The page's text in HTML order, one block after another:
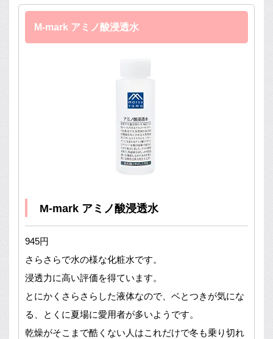
M-mark アミノ酸浸透水
M-mark アミノ酸浸透水
945円
さらさらで水の様な化粧水です。
浸透力に高い評価を得ています。
とにかくさらさらした液体なので、ベとつきが気にな
る、とくに夏場に愛用者が多いようです。
乾燥がそこまで酷くない人はこれだけで冬も乗り切れ